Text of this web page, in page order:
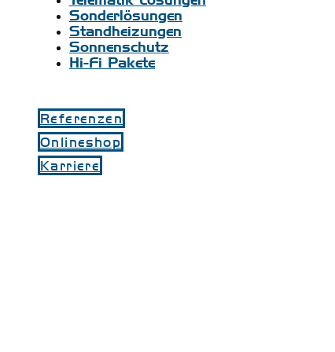
Sonderlösungen
Standheizungen
Sonnenschutz
Hi-Fi Pakete
Referenzen
Onlineshop
Karriere